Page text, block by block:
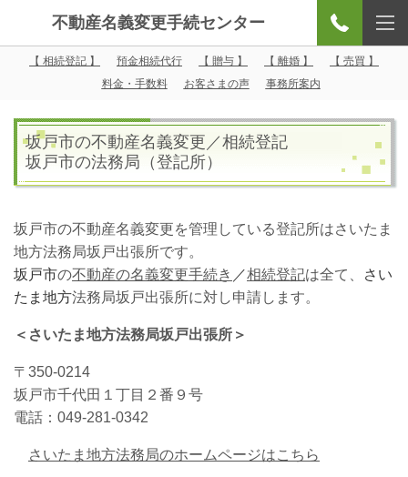
不動産名義変更手続センター
【 相続登記 】 預金相続代行 【 贈与 】 【 離婚 】
【 売買 】
料金・手数料
お客さまの声 事務所案内
坂戸市の不動産名義変更／相続登記
坂戸市の法務局（登記所）
坂戸市の不動産名義変更を管理している登記所はさいたま
地方法務局坂戸出張所です。
坂戸市の不動産の名義変更手続き ／相続登記は全て、
さい
たま地方法務局坂戸出張所に対し申請します。
＜さいたま地方法務局坂戸出張所＞
〒350-0214
坂戸市千代田１丁目２番９号
電話：049-281-0342
さいたま地方法務局のホームページはこちら